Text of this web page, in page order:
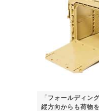
「フォールディン
縦方向からも荷物